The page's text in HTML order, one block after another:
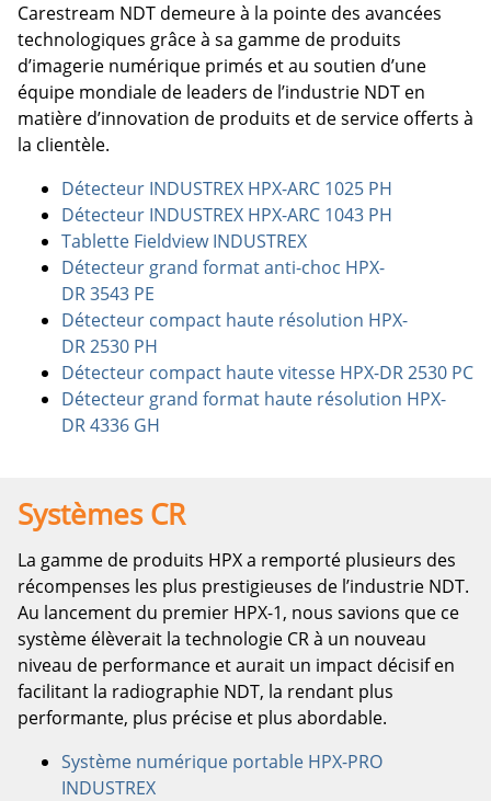
Carestream NDT demeure à la pointe des avancées
technologiques grâce à sa gamme de produits
d’imagerie numérique primés et au soutien d’une
équipe mondiale de leaders de l’industrie NDT en
matière d’innovation de produits et de service offerts à
la clientèle.
Détecteur INDUSTREX HPX-ARC 1025 PH
Détecteur INDUSTREX HPX-ARC 1043 PH
Tablette Fieldview INDUSTREX
Détecteur grand format anti-choc HPX-
DR 3543 PE
Détecteur compact haute résolution HPX-
DR 2530 PH
Détecteur compact haute vitesse HPX-DR 2530 PC
Détecteur grand format haute résolution HPX-
DR 4336 GH
Systèmes CR
La gamme de produits HPX a remporté plusieurs des
récompenses les plus prestigieuses de l’industrie NDT.
Au lancement du premier HPX-1, nous savions que ce
système élèverait la technologie CR à un nouveau
niveau de performance et aurait un impact décisif en
facilitant la radiographie NDT, la rendant plus
performante, plus précise et plus abordable.
Système numérique portable HPX-PRO
INDUSTREX